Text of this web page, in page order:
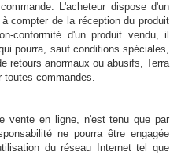
L'acheteur dispose d'un
compter de la réception du produit
conformité d'un produit vendu, il
pourra, sauf conditions spéciales,
retours anormaux ou abusifs, Terra
toutes commandes.
vente en ligne, n'est tenu que par
ne pourra être engagée
du réseau Internet tel que